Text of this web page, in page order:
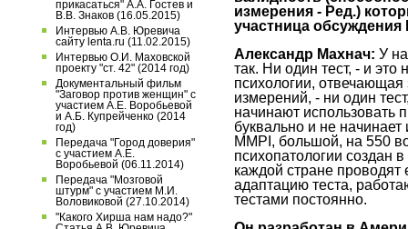
измерения - Ред.)
участница
Александр Махнач: У
так. Ни один тест, - и это
психологии, отвечающая
измерений, - ни один
начинают использовать
буквально и не
MMPI, большой, на 550
психопатологии создан
каждой стране проводят
адаптацию теста,
тестами постоянно.
прикасаться" А.А. Гостев и
В.В. Знаков (16.05.2015)
Интервью А.В. Юревича
сайту lenta.ru (11.02.2015)
Интервью О.И. Маховской
проекту "ст. 42" (2014 год)
Документальный фильм
"Заговор против женщин" с
участием А.Е. Воробьевой
и А.Б. Купрейченко (2014
год)
Передача "Город доверия"
с участием А.Е.
Воробьевой (06.11.2014)
Передача "Мозговой
штурм" с участием М.И.
Воловиковой (27.10.2014)
"Какого Хирша нам надо?"